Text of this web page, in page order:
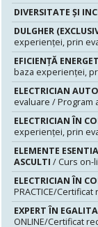
DIVERSITATE ȘI
DULGHER
experienței, prin
EFICIENȚĂ
baza experienței,
ELECTRICIAN AUTO
evaluare / Program
ELECTRICIAN ÎN
experienței, prin
ELEMENTE
ASCULTI / Curs on-
ELECTRICIAN ÎN
PRACTICE/
EXPERT ÎN
ONLINE/Certificat